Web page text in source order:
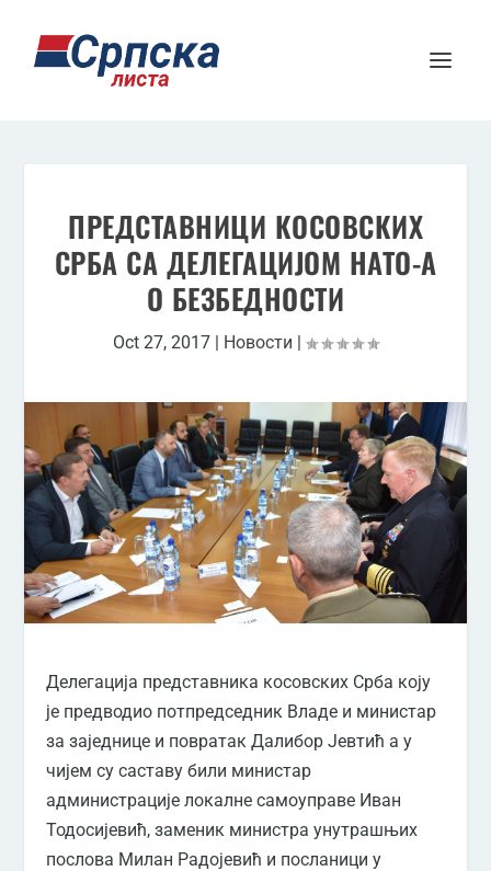
ПРЕДСТАВНИЦИ КОСОВСКИХ
СРБА СА ДЕЛЕГАЦИЈОМ НАТО-А
О БЕЗБЕДНОСТИ
Oct 27, 2017 | Новости |
Делегација представника косовских Срба коју
је предводио потпредседник Владе и министар
за заједнице и повратак Далибор Јевтић а у
чијем су саставу били министар
администрације локалне самоуправе Иван
Тодосијевић, заменик министра унутрашњих
послова Милан Радојевић и посланици у